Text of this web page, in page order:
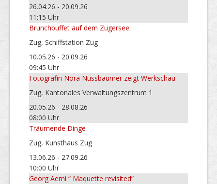
26.04.26 - 20.09.26
11:15 Uhr
Brunchbuffet auf dem Zugersee
Zug, Schiffstation Zug
10.05.26 - 20.09.26
09:45 Uhr
Fotografin Nora Nussbaumer zeigt Werkschau
Zug, Kantonales Verwaltungszentrum 1
20.05.26 - 28.08.26
08:00 Uhr
Träumende Dinge
Zug, Kunsthaus Zug
13.06.26 - 27.09.26
10:00 Uhr
Georg Aerni “ Maquette revisited”